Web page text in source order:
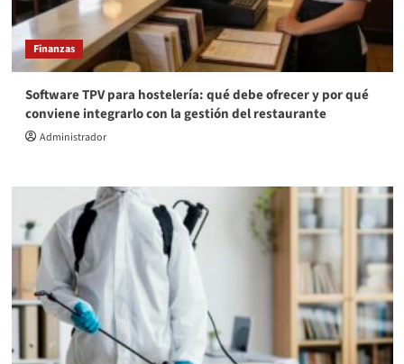
Finanzas
Software TPV para hostelería: qué debe ofrecer y por qué
conviene integrarlo con la gestión del restaurante
Administrador